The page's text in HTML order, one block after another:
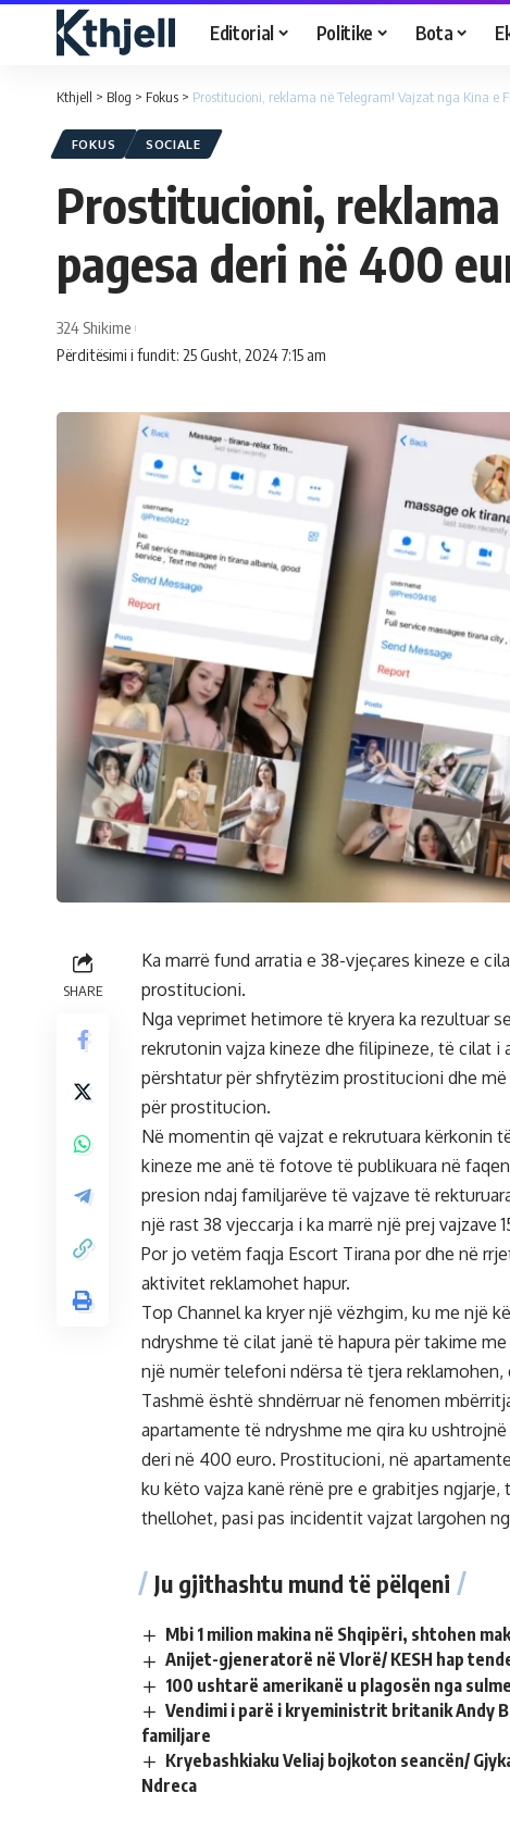
Editorial Politike Bota
Kthjell > Blog > Fokus > Prostitucioni, reklama në Telegram! Vajzat nga Kina e
FOKUS SOCIALE
Prostitucioni,
pagesa deri në 400
Përditësimi i fundit: 25 Gusht, 2024 7:15 am
324 Shikime
SHARE
Ka marrë fund arratia e 38-vjeçares kineze e
prostitucioni.
Nga veprimet hetimore të kryera ka rezultuar
rekrutonin vajza kineze dhe filipineze, të cilat
përshtatur për shfrytëzim prostitucioni dhe më
për prostitucion.
Në momentin që vajzat e rekrutuara kërkonin
kineze me anë të fotove të publikuara në
presion ndaj familjarëve të vajzave të
një rast 38 vjeccarja i ka marrë një prej vajzave
Por jo vetëm faqja Escort Tirana por dhe në
aktivitet reklamohet hapur.
Top Channel ka kryer një vëzhgim, ku me një
ndryshme të cilat janë të hapura për takime
një numër telefoni ndërsa të tjera reklamohen,
Tashmë është shndërruar në fenomen
apartamente të ndryshme me qira ku
deri në 400 euro. Prostitucioni, në
ku këto vajza kanë rënë pre e grabitjes
thellohet, pasi pas incidentit vajzat largohen
Ju gjithashtu mund të pëlqeni
Mbi 1 milion makina në Shqipëri, shtohen
Anijet-gjeneratorë në Vlorë/ KESH hap
100 ushtarë amerikanë u plagosën nga
Vendimi i parë i kryeministrit britanik Andy
familjare
Kryebashkiaku Veliaj bojkoton seancën/
Ndreca